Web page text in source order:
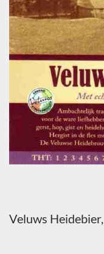
Veluws Heidebier,